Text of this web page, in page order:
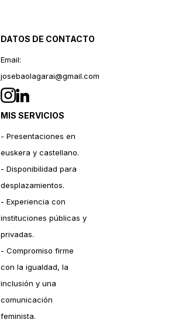
DATOS DE CONTACTO
Email:
josebaolagarai@gmail.com
MIS SERVICIOS
- Presentaciones en
euskera y castellano.
- Disponibilidad para
desplazamientos.
- Experiencia con
instituciones públicas y
privadas.
- Compromiso firme
con la igualdad, la
inclusión y una
comunicación
feminista.